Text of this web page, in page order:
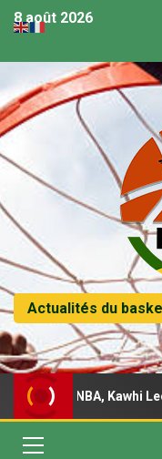
8 août 2026
Actualités du
la NBA, Kawhi